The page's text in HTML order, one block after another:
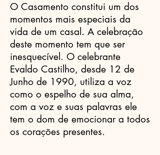
O Casamento constitui um dos
momentos mais especiais da
vida de um casal. A celebração
deste momento tem que ser
inesquecível. O celebrante
Evaldo Castilho, desde 12 de
Junho de 1990, utiliza a voz
como o espelho de sua alma,
com a voz e suas palavras ele
tem o dom de emocionar a todos
os corações presentes.